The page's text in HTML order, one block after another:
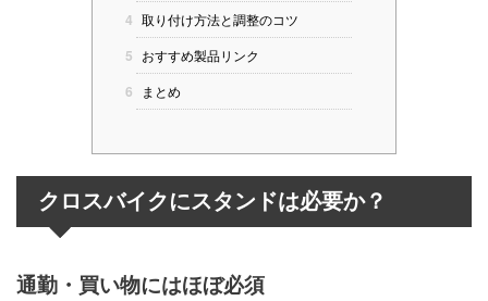
4 取り付け方法と調整のコツ
5 おすすめ製品リンク
6 まとめ
クロスバイクにスタンドは必要か？
通勤・買い物にはほぼ必須